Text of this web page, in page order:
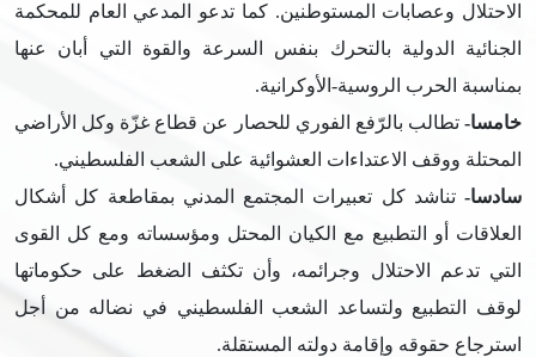
الاحتلال وعصابات المستوطنين. كما تدعو المدعي العام للمحكمة
الجنائية الدولية بالتحرك بنفس السرعة والقوة التي أبان عنها
بمناسبة الحرب الروسية-الأوكرانية.
خامسا- تطالب بالرّفع الفوري للحصار عن قطاع غزّة وكل الأراضي
المحتلة ووقف الاعتداءات العشوائية على الشعب الفلسطيني.
سادسا- تناشد كل تعبيرات المجتمع المدني بمقاطعة كل أشكال
العلاقات أو التطبيع مع الكيان المحتل ومؤسساته ومع كل القوى
التي تدعم الاحتلال وجرائمه، وأن تكثف الضغط على حكوماتها
لوقف التطبيع ولتساعد الشعب الفلسطيني في نضاله من أجل
استرجاع حقوقه وإقامة دولته المستقلة.